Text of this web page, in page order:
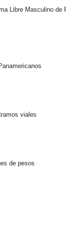
Libre Masculino de
viales
de pesos